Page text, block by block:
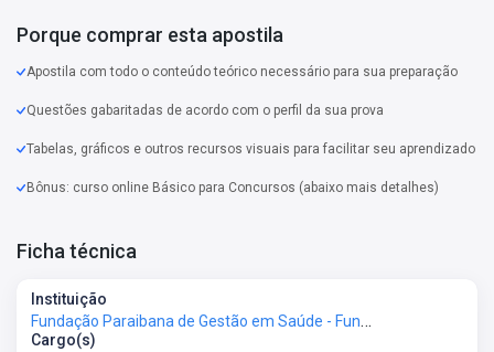
Porque comprar esta apostila
Apostila com todo o conteúdo teórico necessário para sua preparação
Questões gabaritadas de acordo com o perfil da sua prova
Tabelas, gráficos e outros recursos visuais para facilitar seu aprendizado
Bônus: curso online Básico para Concursos (abaixo mais detalhes)
Ficha técnica
Instituição
Fundação Paraibana de Gestão em Saúde - Fundação PB Saúde
Cargo(s)